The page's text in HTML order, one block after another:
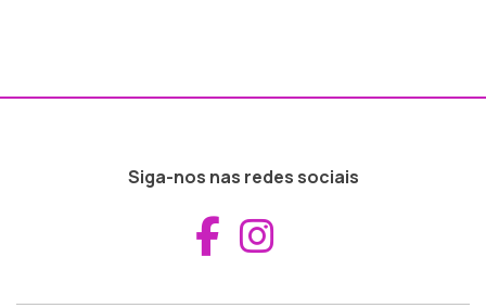
Siga-nos nas redes sociais
Aceder ao